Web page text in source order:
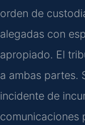
orden de
alegadas con
apropiado. El
a ambas partes.
incidente de
comunicaciones